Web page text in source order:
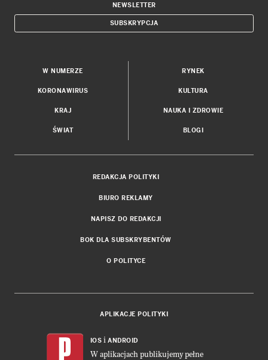
NEWSLETTER
SUBSKRYPCJA
W NUMERZE
KORONAWIRUS
KRAJ
ŚWIAT
RYNEK
KULTURA
NAUKA I ZDROWIE
BLOGI
REDAKCJA POLITYKI
BIURO REKLAMY
NAPISZ DO REDAKCJI
BOK DLA SUBSKRYBENTÓW
O POLITYCE
APLIKACJE POLITYKI
IOS i ANDROID
W aplikacjach publikujemy pełne